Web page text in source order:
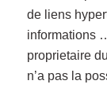
de liens
informations
proprietaire
n’a pas la